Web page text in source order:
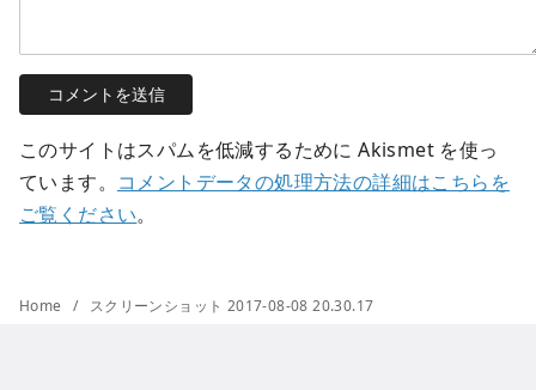
このサイトはスパムを低減するために Akismet を使っ
ています。 コメントデータの処理方法の詳細はこちらを
ご覧ください。
Home スクリーンショット 2017-08-08 20.30.17